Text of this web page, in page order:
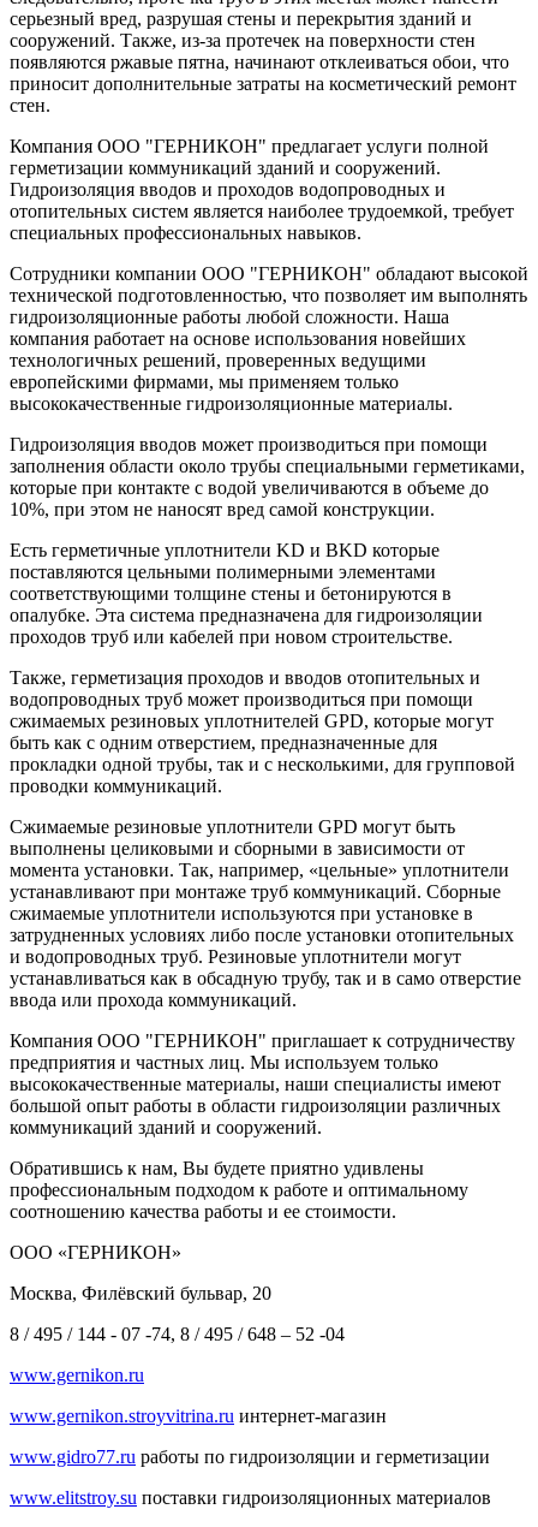
серьезный вред, разрушая стены и перекрытия зданий и
сооружений. Также, из-за протечек на поверхности стен
появляются ржавые пятна, начинают отклеиваться обои, что
приносит дополнительные затраты на косметический ремонт
стен.
Компания ООО "ГЕРНИКОН" предлагает услуги полной
герметизации коммуникаций зданий и сооружений.
Гидроизоляция вводов и проходов водопроводных и
отопительных систем является наиболее трудоемкой, требует
специальных профессиональных навыков.
Сотрудники компании ООО "ГЕРНИКОН" обладают высокой
технической подготовленностью, что позволяет им выполнять
гидроизоляционные работы любой сложности. Наша
компания работает на основе использования новейших
технологичных решений, проверенных ведущими
европейскими фирмами, мы применяем только
высококачественные гидроизоляционные материалы.
Гидроизоляция вводов может производиться при помощи
заполнения области около трубы специальными герметиками,
которые при контакте с водой увеличиваются в объеме до
10%, при этом не наносят вред самой конструкции.
Есть герметичные уплотнители KD и BKD которые
поставляются цельными полимерными элементами
соответствующими толщине стены и бетонируются в
опалубке. Эта система предназначена для гидроизоляции
проходов труб или кабелей при новом строительстве.
Также, герметизация проходов и вводов отопительных и
водопроводных труб может производиться при помощи
сжимаемых резиновых уплотнителей GPD, которые могут
быть как с одним отверстием, предназначенные для
прокладки одной трубы, так и с несколькими, для групповой
проводки коммуникаций.
Сжимаемые резиновые уплотнители GPD могут быть
выполнены целиковыми и сборными в зависимости от
момента установки. Так, например, «цельные» уплотнители
устанавливают при монтаже труб коммуникаций. Сборные
сжимаемые уплотнители используются при установке в
затрудненных условиях либо после установки отопительных
и водопроводных труб. Резиновые уплотнители могут
устанавливаться как в обсадную трубу, так и в само отверстие
ввода или прохода коммуникаций.
Компания ООО "ГЕРНИКОН" приглашает к сотрудничеству
предприятия и частных лиц. Мы используем только
высококачественные материалы, наши специалисты имеют
большой опыт работы в области гидроизоляции различных
коммуникаций зданий и сооружений.
Обратившись к нам, Вы будете приятно удивлены
профессиональным подходом к работе и оптимальному
соотношению качества работы и ее стоимости.
ООО «ГЕРНИКОН»
Москва, Филёвский бульвар, 20
8 / 495 / 144 - 07 -74, 8 / 495 / 648 – 52 -04
www.gernikon.ru
www.gernikon.stroyvitrina.ru интернет-магазин
www.gidro77.ru работы по гидроизоляции и герметизации
www.elitstroy.su поставки гидроизоляционных материалов